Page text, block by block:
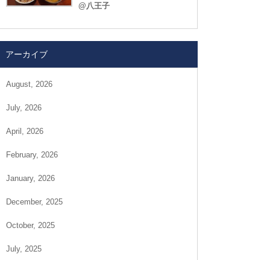
@八王子
アーカイブ
August, 2026
July, 2026
April, 2026
February, 2026
January, 2026
December, 2025
October, 2025
July, 2025